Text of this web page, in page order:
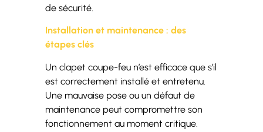
de sécurité.
Installation et maintenance : des
étapes clés
Un clapet coupe-feu n’est efficace que s’il
est correctement installé et entretenu.
Une mauvaise pose ou un défaut de
maintenance peut compromettre son
fonctionnement au moment critique.